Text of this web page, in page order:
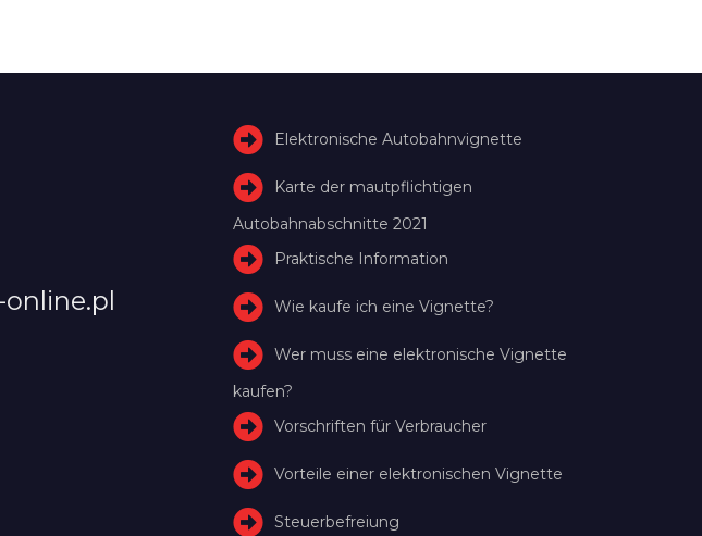
Elektronische Autobahnvignette
Karte der mautpflichtigen
Autobahnabschnitte 2021
Praktische Information
Wie kaufe ich eine Vignette?
Wer muss eine elektronische Vignette
kaufen?
Vorschriften für Verbraucher
Vorteile einer elektronischen Vignette
Steuerbefreiung